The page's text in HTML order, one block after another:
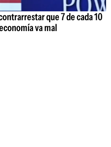
que 7 de cada 10
va mal